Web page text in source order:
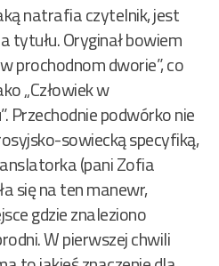
natrafia czytelnik, jest
tytułu. Oryginał bowiem
prochodnom dworie”, co
„Człowiek w
Przechodnie podwórko nie
sowiecką specyfiką,
(pani Zofia
się na ten manewr,
gdzie znaleziono
W pierwszej chwili